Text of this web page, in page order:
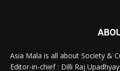
Asia Mala is all about Society &
Editor-in-chief : Dilli Raj